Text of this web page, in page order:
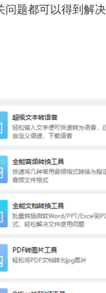
问题都可以得到解